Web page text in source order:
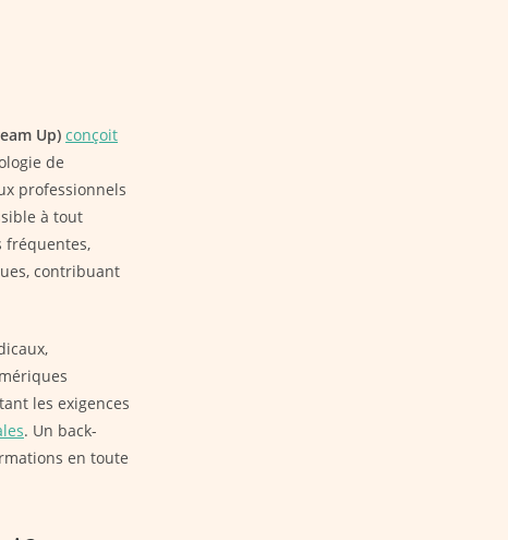
Up) conçoit
de
professionnels
à tout
fréquentes,
contribuant
les exigences
. Un back-
en toute